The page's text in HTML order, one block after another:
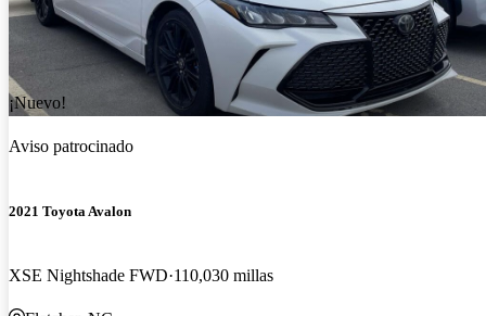
¡Nuevo!
Aviso patrocinado
2021 Toyota Avalon
XSE Nightshade FWD 110,030 millas